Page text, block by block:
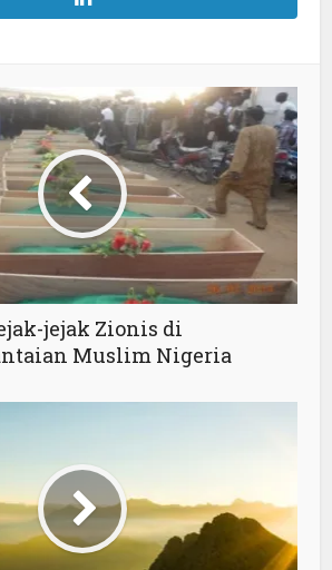
jejak Zionis di
Muslim Nigeria